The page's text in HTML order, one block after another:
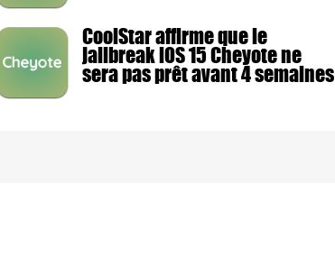
CoolStar affirme que le
jailbreak iOS 15 Cheyote ne
sera pas prêt avant 4 semaines